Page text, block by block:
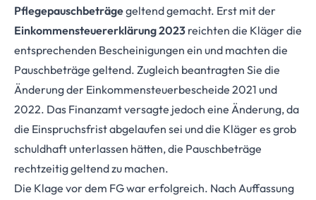
Pflegepauschbeträgegeltend gemacht. Erst mit der
Einkommensteuererklärung 2023 reichten die Kläger die
entsprechenden Bescheinigungen ein und machten die
Pauschbeträge geltend. Zugleich beantragten Sie die
Änderung der Einkommensteuerbescheide 2021 und
2022. Das Finanzamt versagte jedoch eine Änderung, da
die Einspruchsfrist abgelaufen sei und die Kläger es grob
schuldhaft unterlassen hätten, die Pauschbeträge
rechtzeitig geltend zu machen.
Die Klage vor dem FG war erfolgreich. Nach Auffassung